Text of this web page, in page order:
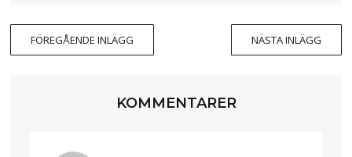
FÖREGÅENDE INLÄGG NÄSTA INLÄGG
KOMMENTARER